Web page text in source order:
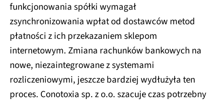
funkcjonowania spółki wymagał
zsynchronizowania wpłat od dostawców metod
płatności z ich przekazaniem sklepom
internetowym. Zmiana rachunków bankowych na
nowe, niezaintegrowane z systemami
rozliczeniowymi, jeszcze bardziej wydłużyła ten
proces. Conotoxia sp. z o.o. szacuje czas potrzebny